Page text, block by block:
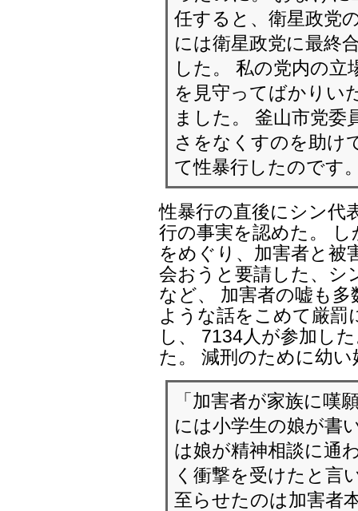
任すると、衛星政党
には衛星政党に最終
した。 私の党内の
を見守ってばかりい
ました。 釜山市党委
さをなくすのを助け
て性暴行したのです
性暴行の直後にシン代
行の事実を認めた。
をめぐり、加害者と被
会おうと要請した、シ
など、 加害者の嘘も
ような話をこめて厳罰
し、 7134人が参加し
た。 減刑のために幼
「加害者が家族に嘆
には小学生の娘が書
は娘が精神相談に通
く衝撃を受けたと言
至らせたのは加害者